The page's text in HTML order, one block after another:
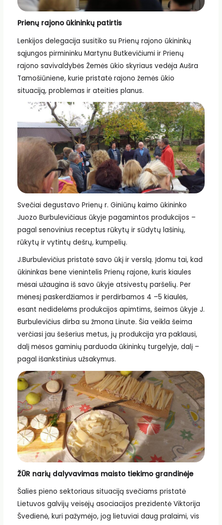
Prienų rajono ūkininkų patirtis
Lenkijos delegacija susitiko su Prienų rajono ūkininkų
sąjungos pirmininku Martynu Butkevičiumi ir Prienų
rajono savivaldybės Žemės ūkio skyriaus vedėja Aušra
Tamošiūniene, kurie pristatė rajono žemės ūkio
situaciją, problemas ir ateities planus.
Svečiai degustavo Prienų r. Giniūnų kaimo ūkininko
Juozo Burbulevičiaus ūkyje pagamintos produkcijos –
pagal senovinius receptus rūkytų ir sūdytų lašinių,
rūkytų ir vytintų dešrų, kumpelių.
J.Burbulevičius pristatė savo ūkį ir verslą. Įdomu tai, kad
ūkininkas bene vienintelis Prienų rajone, kuris kiaules
mėsai užaugina iš savo ūkyje atsivestų paršelių. Per
mėnesį paskerdžiamos ir perdirbamos 4 –5 kiaulės,
esant nedidelėms produkcijos apimtims, šeimos ūkyje J.
Burbulevičius dirba su žmona Linute. Šia veikla šeima
verčiasi jau šešerius metus, jų produkcija yra paklausi,
dalį mėsos gaminių parduoda ūkininkų turgelyje, dalį –
pagal išankstinius užsakymus.
ŽŪR narių dalyvavimas maisto tiekimo grandinėje
Šalies pieno sektoriaus situaciją svečiams pristatė
Lietuvos galvijų veisėjų asociacijos prezidentė Viktorija
Švedienė, kuri pažymėjo, jog lietuviai daug pralaimi, vis